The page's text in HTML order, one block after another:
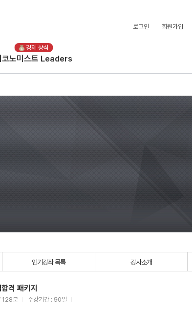
로그인 회원가입
코노미스트 Leaders
인기강좌 목록 강사소개
격 패키지
128분 수강기간 : 90일